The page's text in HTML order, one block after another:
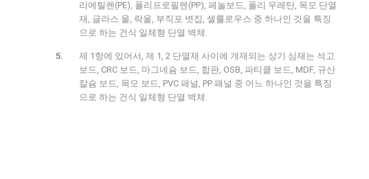
리에틸렌(PE), 폴리프로필렌(PP), 페놀보드, 폴리 우레탄, 목모 단열
재, 글라스 울, 락울, 부직포 볏집, 셀룰로우스 중 하나인 것을 특징
으로 하는 건식 일체형 단열 벽체.
제 1항에 있어서, 제 1, 2 단열재 사이에 개재되는 상기 심재는 석고
보드, CRC 보드, 마그네슘 보드, 합판, OSB, 파티클 보드, MDF, 규산
칼슘 보드, 목모 보드, PVC 패널, PP 패널 중 어느 하나인 것을 특징
으로 하는 건식 일체형 단열 벽체.